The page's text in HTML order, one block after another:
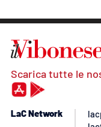
Scarica tutte le
LaC Network